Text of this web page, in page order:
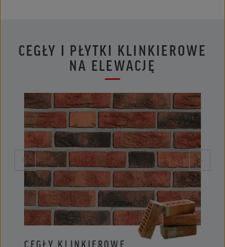
CEGŁY I PŁYTKI KLINKIEROWE
NA ELEWACJĘ
CEGŁY KLINKIEROWE